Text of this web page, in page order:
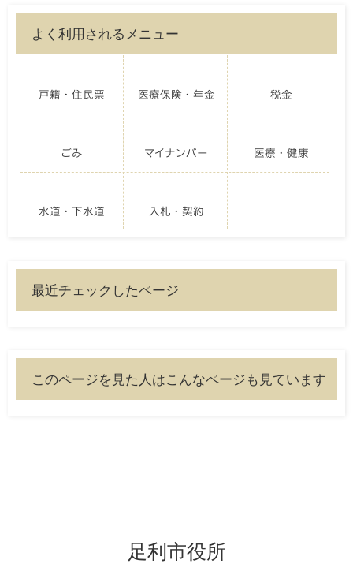
よく利用されるメニュー
戸籍・住民票 医療保険・年金 税金
ごみ マイナンバー 医療・健康
水道・下水道 入札・契約
最近チェックしたページ
このページを見た人はこんなページも見ています
足利市役所